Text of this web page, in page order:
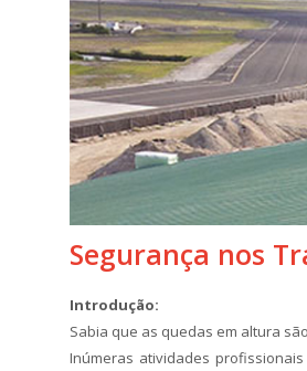
Segurança nos
Introdução:
Sabia que as quedas em altura
Inúmeras atividades
Hantavírus, como prevenir
o contágio entre humanos
O recente alerta associado
ao caso de Hantavírus no
navio voltou a chamar a
atenção para um risco
biológico frequentemente
subestimado em contextos
profissionais, a exposição
indireta a partículas
fechados.
ver mais